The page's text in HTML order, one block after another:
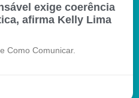
exige coerência
afirma Kelly Lima
Como Comunicar.